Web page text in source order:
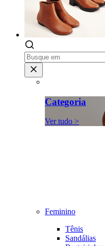
Categoria
Ver tudo >
Feminino
Tênis
Sandálias